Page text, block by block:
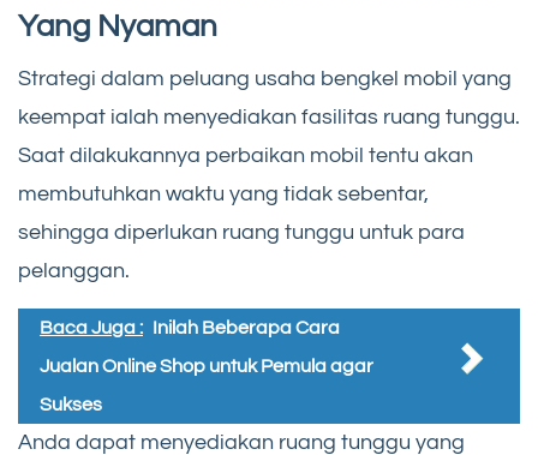
Yang Nyaman
Strategi dalam peluang usaha bengkel mobil yang
keempat ialah menyediakan fasilitas ruang tunggu.
Saat dilakukannya perbaikan mobil tentu akan
membutuhkan waktu yang tidak sebentar,
sehingga diperlukan ruang tunggu untuk para
pelanggan.
Baca Juga : Inilah Beberapa Cara
Jualan Online Shop untuk Pemula agar
Sukses
Anda dapat menyediakan ruang tunggu yang